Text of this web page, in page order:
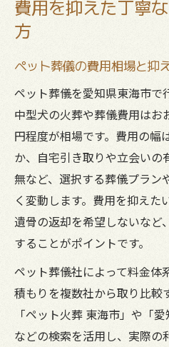
費用を抑えた丁寧
方
ペット葬儀の費用相場と抑
ペット葬儀を愛知県東海市で
中型犬の火葬や葬儀費用はお
円程度が相場です。費用の幅
か、自宅引き取りや立会いの
無など、選択する葬儀プラン
く変動します。費用を抑えた
遺骨の返却を希望しないなど
することがポイントです。
ペット葬儀社によって料金体
積もりを複数社から取り比較
「ペット火葬 東海市」や「
などの検索を活用し、実際の